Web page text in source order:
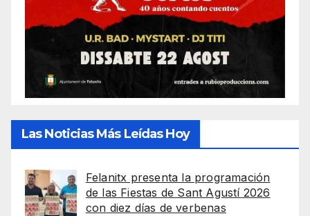
Las Noticias Más Leídas Hoy
Felanitx presenta la programación
de las Fiestas de Sant Agustí 2026
con diez días de verbenas